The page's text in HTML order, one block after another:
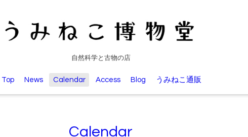
自然科学と古物の店
Top News Calendar Access Blog うみねこ通販
Calendar